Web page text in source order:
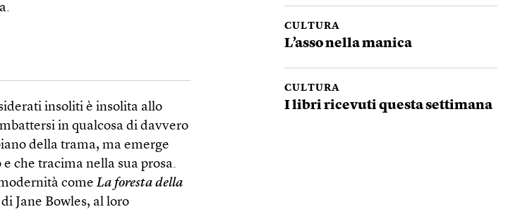
insoliti è insolita allo
in qualcosa di davvero
della trama, ma emerge
che tracima nella sua prosa.
comeLa foresta della
di Jane Bowles, al loro
CULTURA
L’asso nella manica
CULTURA
I libri ricevuti questa settimana